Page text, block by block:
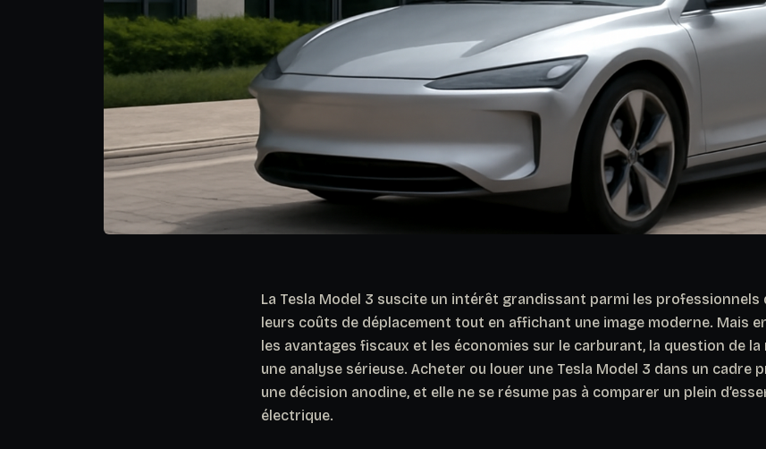
La Tesla Model 3 suscite un intérêt grandissant parmi les
leurs coûts de déplacement tout en affichant une image moderne. Mais
les avantages fiscaux et les économies sur le carburant, la question de
une analyse sérieuse. Acheter ou louer une Tesla Model 3 dans un cadre
une décision anodine, et elle ne se résume pas à comparer un plein
électrique.